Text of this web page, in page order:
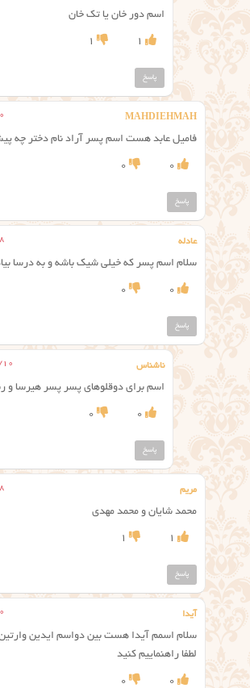
اسم دور خان یا تک خان
1
1
پاسخ
MAHDIEHMAH
فامیل عابد هست اسم پسر آراد نام دختر چه
0
0
پاسخ
عادله
سلام اسم پسر که خیلی شیک باشه و به درسا
0
0
پاسخ
ناشناس
اسم برای دوقلوهای پسر پسر هیرسا و
0
0
پاسخ
مریم
محمد شایان و محمد مهدی
1
1
پاسخ
آیدا
سلام اسمم آیدا هست بین دواسم ایدین
لطفا راهنماییم کنید
0
0